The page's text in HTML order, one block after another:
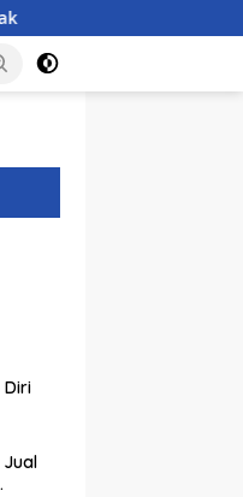
Ekstrem Ancam 43
Diri
Jual